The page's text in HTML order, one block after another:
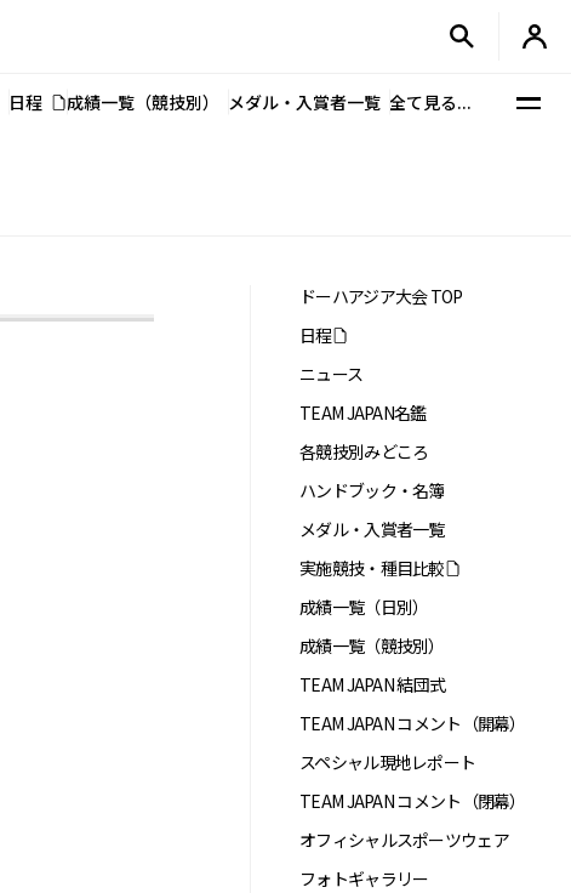
日程 成績一覧（競技別） メダル・入賞者一覧 全て見る...
ドーハアジア大会 TOP
日程
ニュース
TEAM JAPAN名鑑
各競技別みどころ
ハンドブック・名簿
メダル・入賞者一覧
実施競技・種目比較
成績一覧（日別）
成績一覧（競技別）
TEAM JAPAN 結団式
TEAM JAPAN コメント（開幕）
スペシャル現地レポート
TEAM JAPAN コメント（閉幕）
オフィシャルスポーツウェア
フォトギャラリー